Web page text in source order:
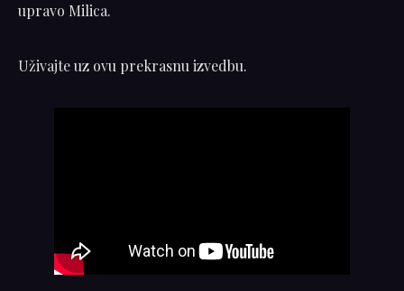
upravo Milica.
Uživajte uz ovu prekrasnu izvedbu.